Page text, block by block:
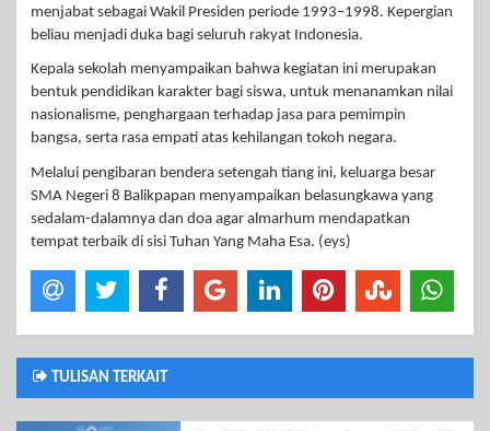
menjabat sebagai Wakil Presiden periode 1993–1998. Kepergian
beliau menjadi duka bagi seluruh rakyat Indonesia.
Kepala sekolah menyampaikan bahwa kegiatan ini merupakan
bentuk pendidikan karakter bagi siswa, untuk menanamkan nilai
nasionalisme, penghargaan terhadap jasa para pemimpin
bangsa, serta rasa empati atas kehilangan tokoh negara.
Melalui pengibaran bendera setengah tiang ini, keluarga besar
SMA Negeri 8 Balikpapan menyampaikan belasungkawa yang
sedalam-dalamnya dan doa agar almarhum mendapatkan
tempat terbaik di sisi Tuhan Yang Maha Esa. (eys)
TULISAN TERKAIT